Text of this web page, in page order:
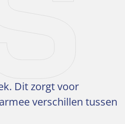
Dit zorgt voor
verschillen tussen